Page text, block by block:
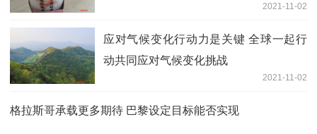
2021-11-02
应对气候变化行动力是关键 全球一起行
动共同应对气候变化挑战
2021-11-02
格拉斯哥承载更多期待 巴黎设定目标能否实现